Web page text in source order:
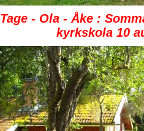
Tage - Ola - Åke :
kyrkskola 10